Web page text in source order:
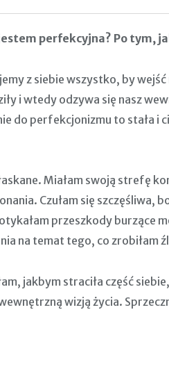
perfekcyjna? Po tym,
z siebie wszystko, by wejść
i wtedy odzywa się nasz
do perfekcjonizmu to stała i
Miałam swoją strefę
Czułam się szczęśliwa,
przeszkody burzące
na temat tego, co zrobiłam
jakbym straciła część
wizją życia.